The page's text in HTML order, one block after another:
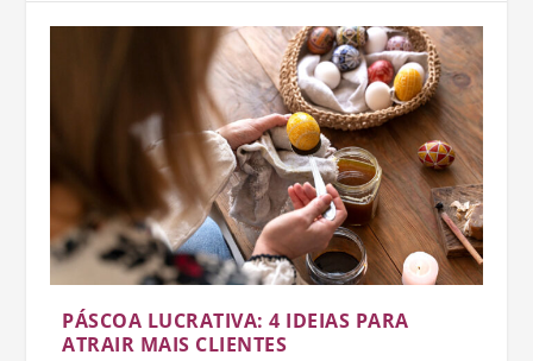
PÁSCOA LUCRATIVA: 4 IDEIAS PARA
ATRAIR MAIS CLIENTES